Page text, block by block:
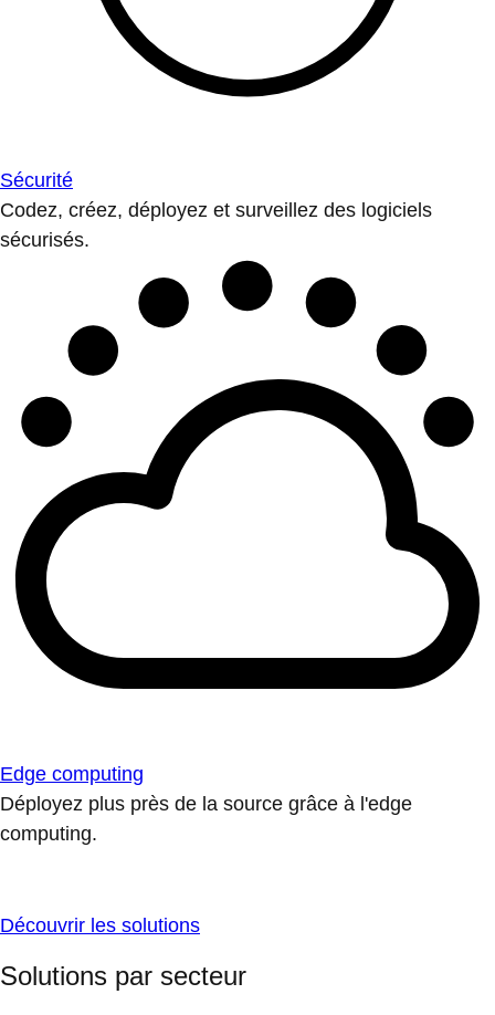
Sécurité
Codez, créez, déployez et surveillez des logiciels
sécurisés.
Edge computing
Déployez plus près de la source grâce à l'edge
computing.
Découvrir les solutions
Solutions par secteur